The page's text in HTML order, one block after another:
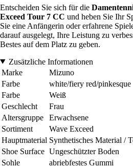
Entscheiden Sie sich für die
Exceed Tour 7 CC und heben Sie Ihr
Sie eine Anfängerin oder erfahrene
darauf ausgelegt, Ihre Leistung zu
Bestes auf dem Platz zu geben.
Zusätzliche Informationen
Marke
Mizuno
Farbe
white/fiery red/pinkesque
Farbe
Weiß
Geschlecht
Frau
Altersgruppe
Erwachsene
Sortiment
Wave Exceed
Hauptmaterial Synthetisches Material /
Shoe Surface Ungeschützter Boden
Sohle
abriebfestes Gummi